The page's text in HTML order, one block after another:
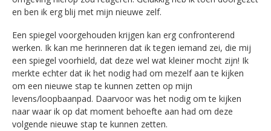
en ben ik erg blij met mijn nieuwe zelf.
Een spiegel voorgehouden krijgen kan erg confronterend
werken. Ik kan me herinneren dat ik tegen iemand zei, die mij
een spiegel voorhield, dat deze wel wat kleiner mocht zijn! Ik
merkte echter dat ik het nodig had om mezelf aan te kijken
om een nieuwe stap te kunnen zetten op mijn
levens/loopbaanpad. Daarvoor was het nodig om te kijken
naar waar ik op dat moment behoefte aan had om deze
volgende nieuwe stap te kunnen zetten.